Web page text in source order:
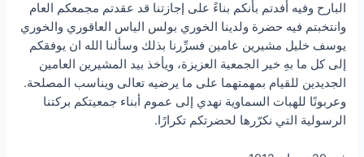
البارح وفيه أفدتم بأنكم بناءً على إجازتنا قد عقدتم مجمعكم العام
وانتخبتم فيه حضرة ولدينا الخوري بولس الياس العاقوري والخوري
يوسف خليل مشيرين عامين فسرِّرنا بذلك وسألنا الله ان يوفقكم
إلى كل ما بهِ خير الجمعية العزيزة، ويأخذ بيد المشيرين العامين
الجديدين للقيام بمهمتهما على ما يرضيه تعالى ويناسب المصلحة.
وعربونًا للهبات السماوية نهدي إلى عموم أبناء جمعيتكم بركتنا
الرسولية التي نكرّرها لحضرتكم تكرارًا.